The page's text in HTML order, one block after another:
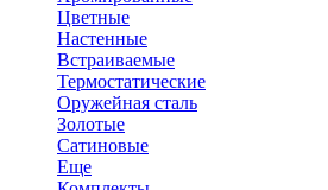
Цветные
Настенные
Встраиваемые
Термостатические
Оружейная сталь
Золотые
Сатиновые
Еще